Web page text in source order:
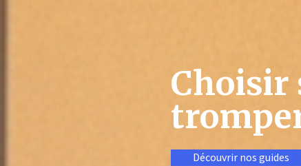
Choisir
Découvrir nos guides